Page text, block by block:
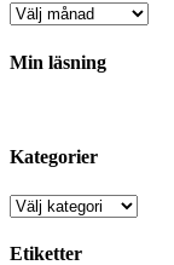
Arkiv
Min läsning
Kategorier
Kategorier
Etiketter